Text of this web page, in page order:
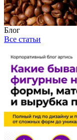
Блог
Все статьи